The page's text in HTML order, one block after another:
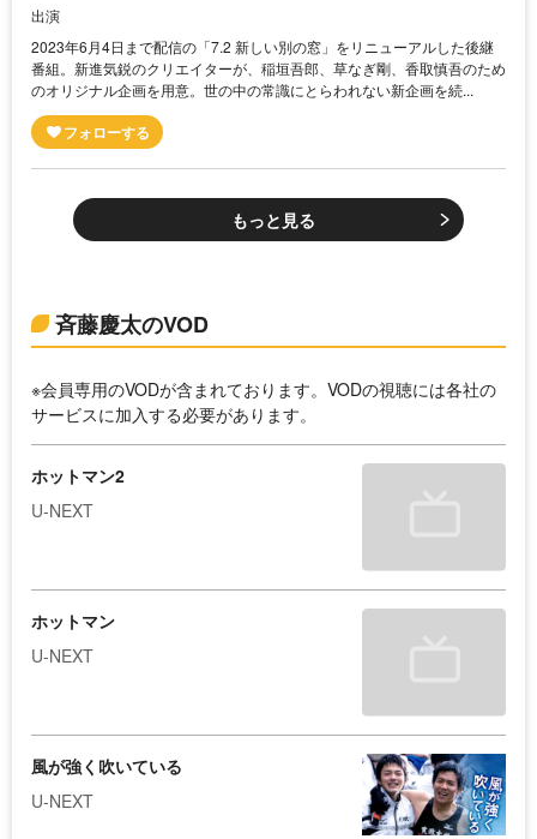
出演
2023年6月4日まで配信の「7.2 新しい別の窓」をリニューアルした後継
番組。新進気鋭のクリエイターが、稲垣吾郎、草なぎ剛、香取慎吾のため
のオリジナル企画を用意。世の中の常識にとらわれない新企画を続...
もっと見る
斉藤慶太のVOD
※会員専用のVODが含まれております。VODの視聴には各社の
サービスに加入する必要があります。
ホットマン2
U-NEXT
ホットマン
U-NEXT
風が強く吹いている
U-NEXT